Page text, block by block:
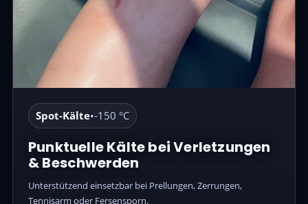
Spot-Kälte•-150 °C
Punktuelle Kälte bei Verletzungen
& Beschwerden
Unterstützend einsetzbar bei Prellungen, Zerrungen,
Tennisarm oder Fersensporn.